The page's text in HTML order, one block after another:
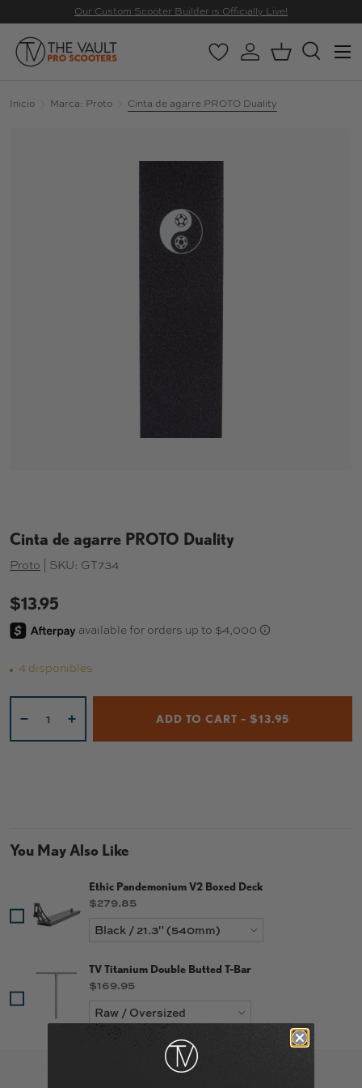
Our Custom Scooter Builder is Officially Live!
Buscar
Buscar
WishlistIniciar sesión
CestaBuscar
Menú
Inicio Marca: Proto Cinta de agarre PROTO Duality
Cinta de agarre PROTO Duality
Proto SKU: GT734
$13.95
4 disponibles
+ ADD TO CART – $13.95
You May Also Like
Ethic Pandemonium V2 Boxed Deck
Price
$279.85
TV Titanium Double Butted T-Bar
Price
$169.95